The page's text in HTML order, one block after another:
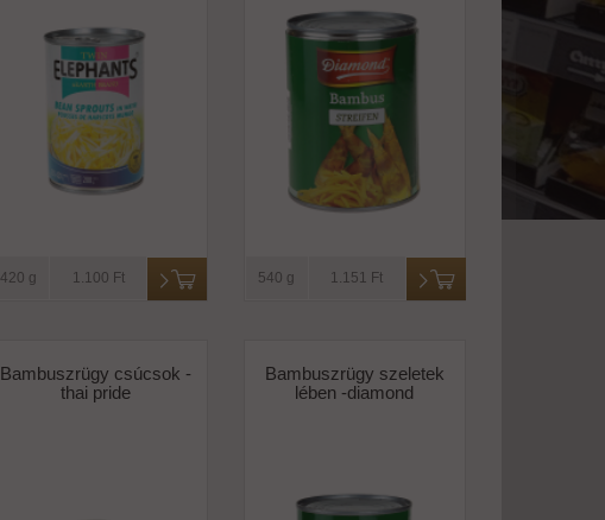
420 g 1.100 Ft 540 g 1.151 Ft
Bambuszrügy csúcsok -
thai pride
Bambuszrügy szeletek
lében -diamond